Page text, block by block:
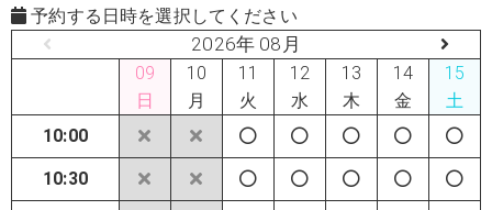
予約する日時を選択してください
2026年 08月
09
日
10
月
11
火
12
水
13
木
14
金
15
土
10:00
10:30